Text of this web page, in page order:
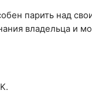
парить над
владельца и